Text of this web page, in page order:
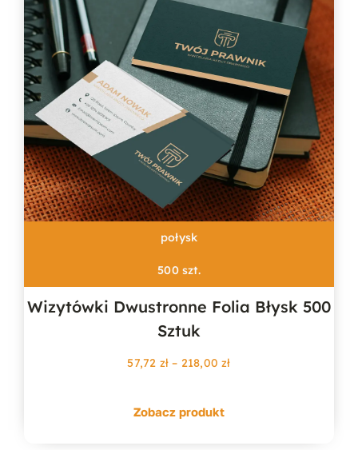
połysk
500 szt.
Wizytówki Dwustronne Folia Błysk 500
Sztuk
57,72 zł – 218,00złZakres
Zobacz produkt